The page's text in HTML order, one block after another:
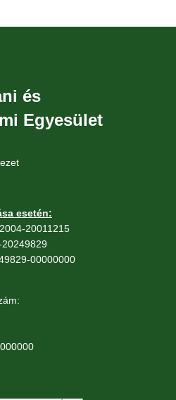
és
Egyesület
esetén:
20011215
00000000